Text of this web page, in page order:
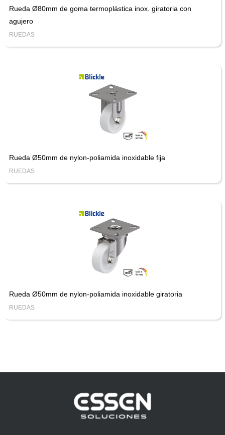
Rueda Ø80mm de goma termoplástica inox. giratoria con
agujero
RUEDAS
Rueda Ø50mm de nylon-poliamida inoxidable fija
RUEDAS
Rueda Ø50mm de nylon-poliamida inoxidable giratoria
RUEDAS